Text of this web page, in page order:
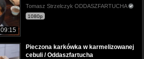
09:15
Tomasz Strzelczyk ODDASZFARTUCHA
1080p
Pieczona karkówka w karmelizowanej
cebuli / Oddaszfartucha